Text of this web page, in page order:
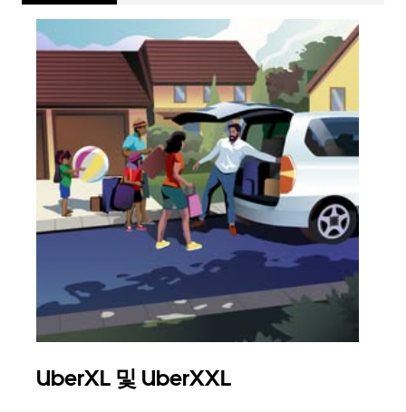
UberXL 및 UberXXL